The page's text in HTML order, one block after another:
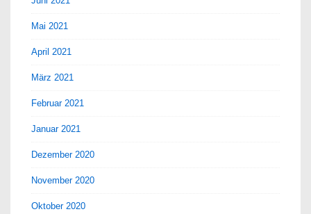
Mai 2021
April 2021
März 2021
Februar 2021
Januar 2021
Dezember 2020
November 2020
Oktober 2020